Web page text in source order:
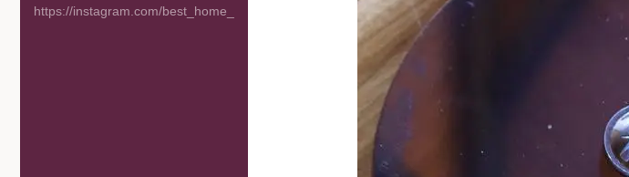
https://instagram.com/best_home_goods